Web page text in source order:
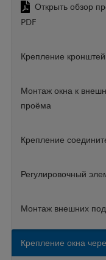
Открыть обзор
PDF
Крепление
Монтаж окна к
проёма
Крепление
Регулировочный
Монтаж внешних
Крепление окна